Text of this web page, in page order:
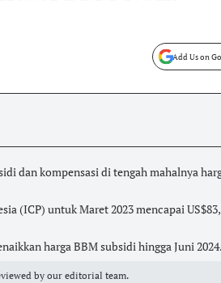
Add Us on
dan kompensasi di tengah mahalnya
(ICP) untuk Maret 2023 mencapai
harga BBM subsidi hingga Juni 2024.
by our editorial team.